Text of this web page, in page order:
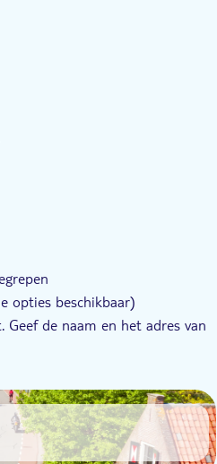
opties beschikbaar)
de naam en het adres van